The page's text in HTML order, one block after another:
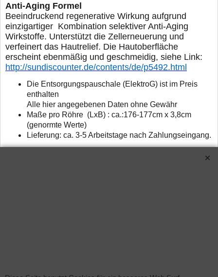
Anti-Aging Formel
Beeindruckend regenerative Wirkung aufgrund
einzigartiger Kombination selektiver Anti-Aging
Wirkstoffe. Unterstützt die Zellerneuerung und
verfeinert das Hautrelief. Die Hautoberfläche
erscheint ebenmäßig und geschmeidig, siehe Link:
http://sundiscounter.de/contents/de/p5492.html
Die Entsorgungspauschale (ElektroG) ist im Preis
enthalten
Alle hier angegebenen Daten ohne Gewähr
Maße pro Röhre (LxB) : ca.:176-177cm x 3,8cm
(genormte Werte)
Lieferung: ca. 3-5 Arbeitstage nach Zahlungseingang.